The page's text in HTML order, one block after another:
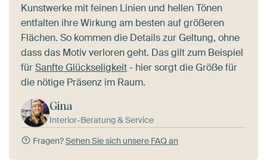
Kunstwerke mit feinen Linien und hellen Tönen
entfalten ihre Wirkung am besten auf größeren
Flächen. So kommen die Details zur Geltung, ohne
dass das Motiv verloren geht. Das gilt zum Beispiel
fürSanfte Glückseligkeit- hier sorgt die Größe für
die nötige Präsenz im Raum.
Gina
Interior-Beratung & Service
Fragen?Sehen Sie sich unsere FAQ an